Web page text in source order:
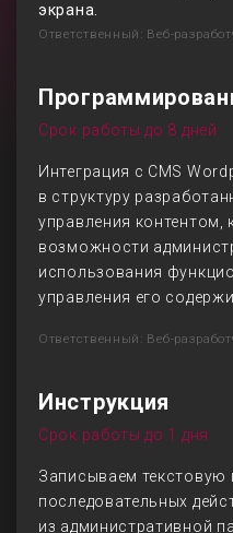
экрана.
Ответственный: Веб-
Срок работы до 8 дней
Интеграция с CMS
в структуру
управления контентом,
возможности
использования
управления его
Ответственный: Веб-
Инструкция
Срок работы до 1 дня
Записываем текстовую
последовательных
из административной